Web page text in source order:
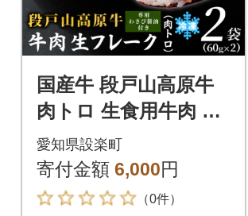
国産牛 段戸山高原牛
肉トロ 生食用牛肉 12
0g(60g×2袋) 牛トロ
牛フレーク
愛知県設楽町
寄付金額 6,000円
（0件）